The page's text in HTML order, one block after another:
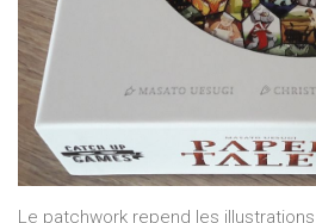
Le patchwork repend les